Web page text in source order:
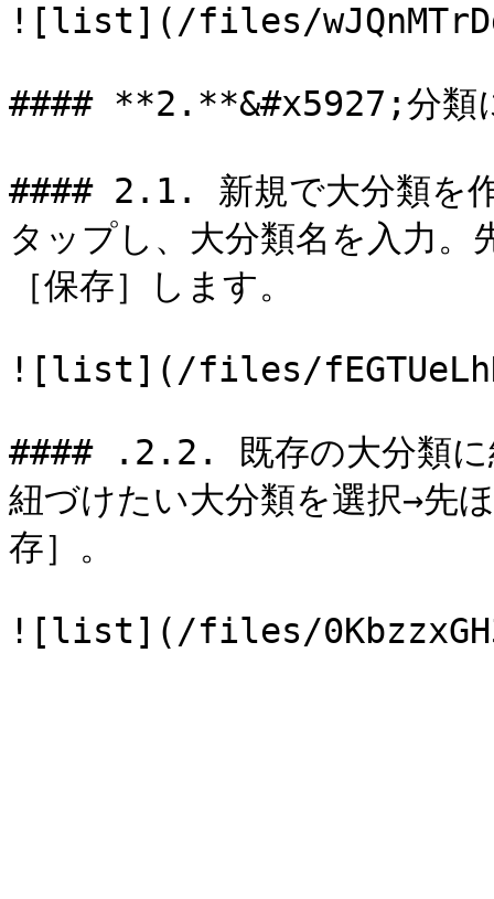
![list](/files/
#### **2.**&#x5927;分類
#### 2.1. 新規で大分類を
タップし、大分類名を入力。
［保存］します。
![list](/files/
#### .2.2. 既存の大分類に
紐づけたい大分類を選択→先
存］。